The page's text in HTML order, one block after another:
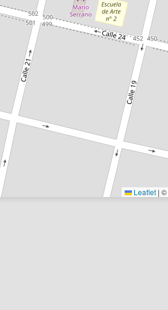
Leaflet | ©